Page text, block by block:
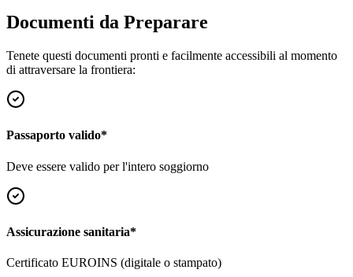
Documenti da Preparare
Tenete questi documenti pronti e facilmente accessibili al momento
di attraversare la frontiera:
Passaporto valido*
Deve essere valido per l'intero soggiorno
Assicurazione sanitaria*
Certificato EUROINS (digitale o stampato)